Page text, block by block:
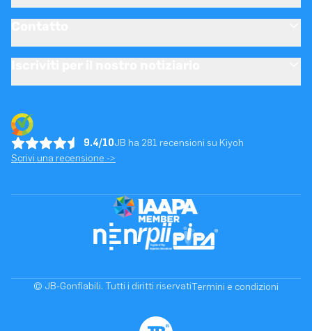
9.4/10JB ha 281 recensioni su Kiyoh
Scrivi una recensione ->
© JB-Gonfiabili. Tutti i diritti riservatiTermini e condizioni